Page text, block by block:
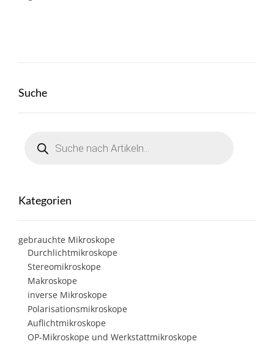
Suche
search
Kategorien
gebrauchte Mikroskope
Durchlichtmikroskope
Stereomikroskope
Makroskope
inverse Mikroskope
Polarisationsmikroskope
Auflichtmikroskope
OP-Mikroskope und Werkstattmikroskope